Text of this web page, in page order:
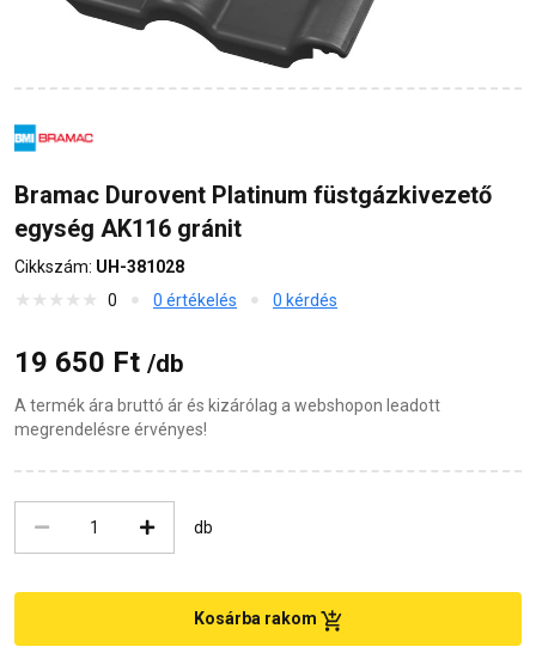
Bramac Durovent Platinum füstgázkivezető
egység AK116 gránit
Cikkszám: UH-381028
0
0 értékelés 0 kérdés
19 650 Ft /db
A termék ára bruttó ár és kizárólag a webshopon leadott
megrendelésre érvényes!
db
Kosárba rakom